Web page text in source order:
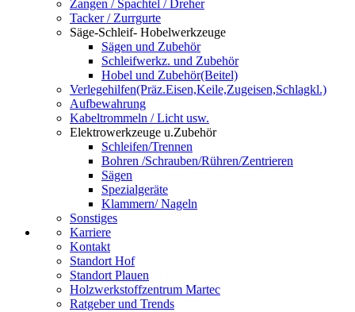
Zangen / Spachtel / Dreher
Tacker / Zurrgurte
Säge-Schleif- Hobelwerkzeuge
Sägen und Zubehör
Schleifwerkz. und Zubehör
Hobel und Zubehör(Beitel)
Verlegehilfen(Präz.Eisen,Keile,Zugeisen,Schlagkl.)
Aufbewahrung
Kabeltrommeln / Licht usw.
Elektrowerkzeuge u.Zubehör
Schleifen/Trennen
Bohren /Schrauben/Rühren/Zentrieren
Sägen
Spezialgeräte
Klammern/ Nageln
Sonstiges
Karriere
Kontakt
Standort Hof
Standort Plauen
Holzwerkstoffzentrum Martec
Ratgeber und Trends